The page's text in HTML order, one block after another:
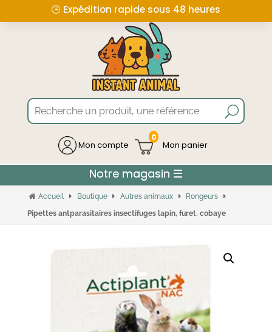
🕒 Expédition rapide sous 48 heures
Mon compte
0
Accueil Boutique Autres animaux
Rongeurs
Pipettes antparasitaires insectifuges lapin, furet, cobaye